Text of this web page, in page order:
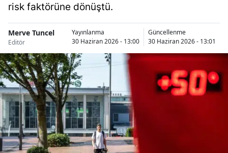
risk faktörüne dönüştü.
Merve Tuncel
Editör
Yayınlanma
30 Haziran 2026 - 13:00
Güncellenme
30 Haziran 2026 - 13:01